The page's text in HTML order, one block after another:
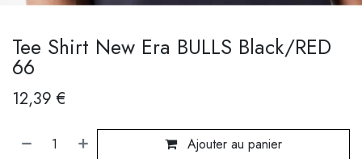
Tee Shirt New Era BULLS Black/RED
66
12,39 €
Ajouter au panier